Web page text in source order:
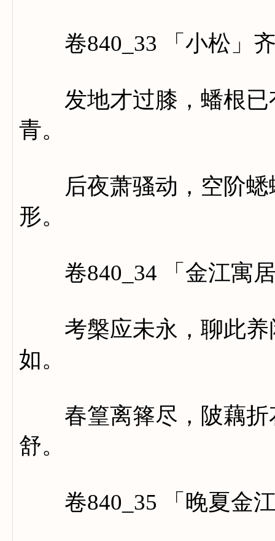
卷840_33 「小松」
发地才过膝，蟠根已
青。
后夜萧骚动，空阶蟋
形。
卷840_34 「金江寓
考槃应未永，聊此养
如。
春篁离箨尽，陂藕折
舒。
卷840_35 「晚夏金江